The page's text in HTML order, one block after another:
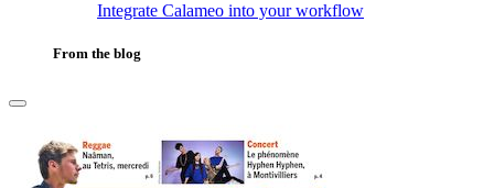
Integrate Calameo into your workflow
From the blog